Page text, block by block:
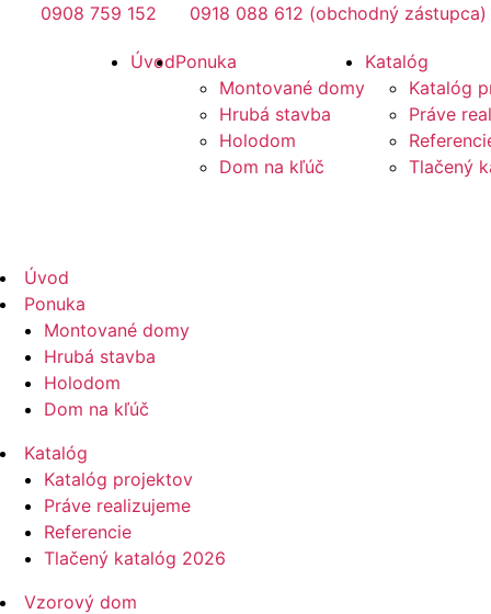
Preskočiť0908 759 152 0918 088 612 (obchodný zástupca)
Mirano
ÚvodPonuka
Montované domy
Hrubá stavba
Holodom
Dom na kľúč
Katalóg
Katalóg
Práve
Tlačený
Úvod
Ponuka
Montované domy
Hrubá stavba
Holodom
Dom na kľúč
Katalóg
Katalóg projektov
Práve realizujeme
Referencie
Tlačený katalóg 2026
Vzorový dom